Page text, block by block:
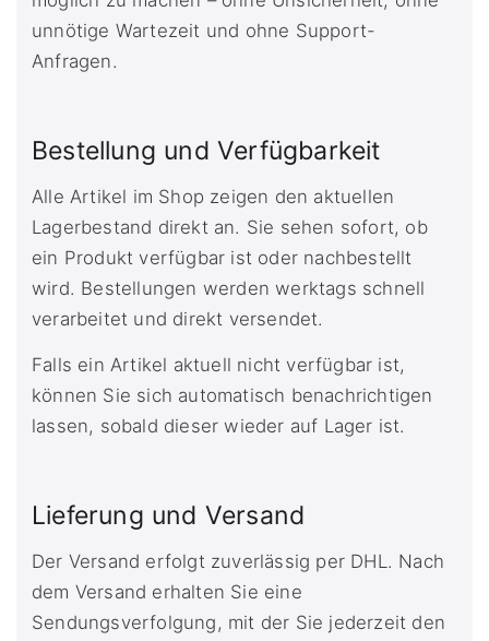
unnötige Wartezeit und ohne Support-
Anfragen.
Bestellung und Verfügbarkeit
Alle Artikel im Shop zeigen den aktuellen
Lagerbestand direkt an. Sie sehen sofort, ob
ein Produkt verfügbar ist oder nachbestellt
wird. Bestellungen werden werktags schnell
verarbeitet und direkt versendet.
Falls ein Artikel aktuell nicht verfügbar ist,
können Sie sich automatisch benachrichtigen
lassen, sobald dieser wieder auf Lager ist.
Lieferung und Versand
Der Versand erfolgt zuverlässig per DHL. Nach
dem Versand erhalten Sie eine
Sendungsverfolgung, mit der Sie jederzeit den